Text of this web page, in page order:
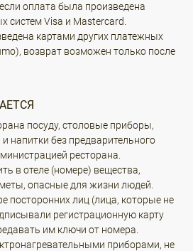
оплата была произведена
систем Visa и Mastercard.
картами других платежных
возврат возможен только после
посуду, столовые приборы,
напитки без предварительного
ресторана.
в отеле (номере) вещества,
опасные для жизни людей.
посторонних лиц (лица, которые не
регистрационную карту
им ключи от номера.
приборами, не